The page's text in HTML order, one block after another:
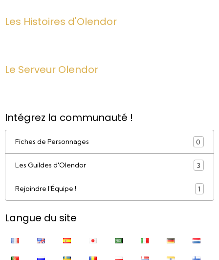
Les Histoires d'Olendor
Le Serveur Olendor
Intégrez la communauté !
Fiches de Personnages 0
Les Guildes d'Olendor 3
Rejoindre l'Équipe ! 1
Langue du site